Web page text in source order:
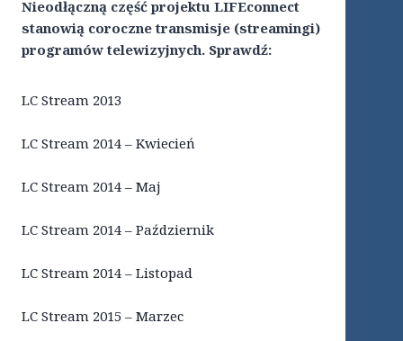
Nieodłączną część projektu LIFEconnect
stanowią coroczne transmisje (streamingi)
programów telewizyjnych. Sprawdź:
LC Stream 2013
LC Stream 2014 – Kwiecień
LC Stream 2014 – Maj
LC Stream 2014 – Październik
LC Stream 2014 – Listopad
LC Stream 2015 – Marzec